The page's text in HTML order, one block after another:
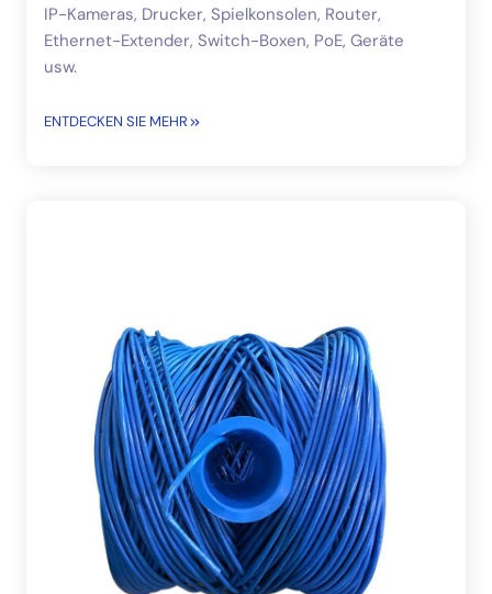
IP-Kameras, Drucker, Spielkonsolen, Router,
Ethernet-Extender, Switch-Boxen, PoE, Geräte
usw.
ENTDECKEN SIE MEHR